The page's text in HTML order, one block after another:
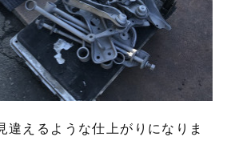
違えるような仕上がりになりま